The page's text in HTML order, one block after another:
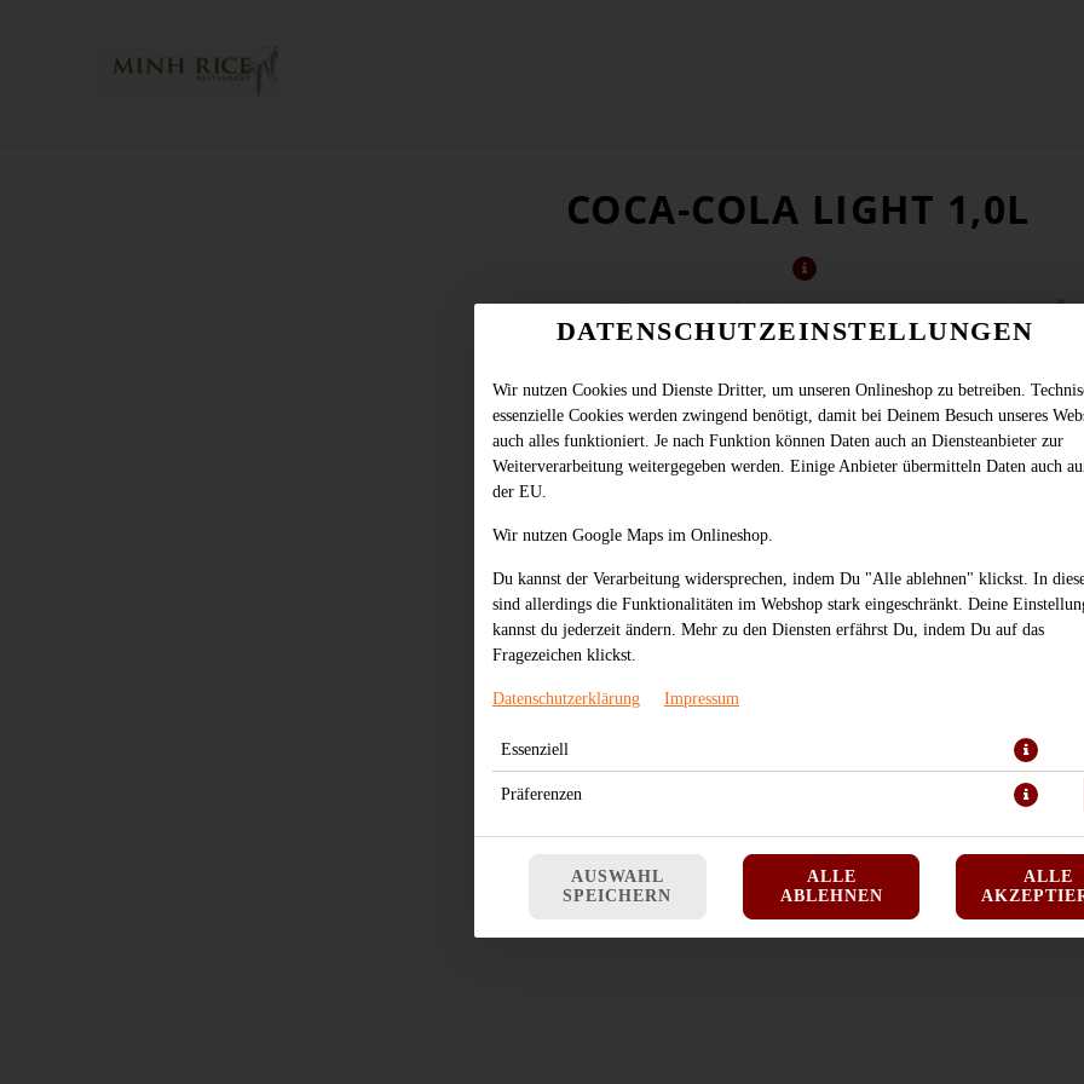
COCA-COLA LIGHT 1,0L
DATENSCHUTZEINSTELLUNGEN
Wir nutzen Cookies und Dienste Dritter, um unseren Onlineshop zu betreiben.
essenzielle Cookies werden zwingend benötigt, damit bei Deinem Besuch unseres
auch alles funktioniert. Je nach Funktion können Daten auch an Diensteanbieter zur
Weiterverarbeitung weitergegeben werden. Einige Anbieter übermitteln Daten auch
der EU.
Wir nutzen Google Maps im Onlineshop.
Du kannst der Verarbeitung widersprechen, indem Du "Alle ablehnen" klickst. In
sind allerdings die Funktionalitäten im Webshop stark eingeschränkt. Deine
kannst du jederzeit ändern. Mehr zu den Diensten erfährst Du, indem Du auf das
Fragezeichen klickst.
Datenschutzerklärung Impressum
Essenziell
Präferenzen
AUSWAHL
SPEICHERN
ALLE
ABLEHNEN
ALLE